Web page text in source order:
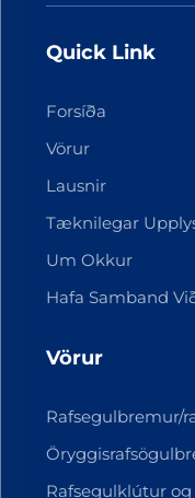
Quick Link
Forsíða
Vörur
Lausnir
Tæknilegar
Um Okkur
Hafa Samband
Vörur
Rafsegulbremur/
Rafsegulklútur